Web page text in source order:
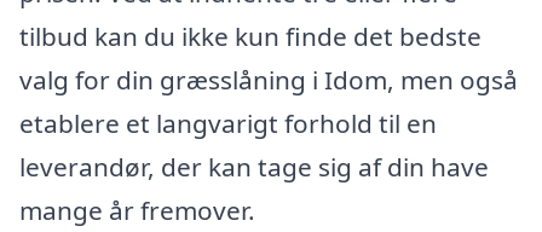
tilbud kan du ikke kun finde det bedste
valg for din græsslåning i Idom, men også
etablere et langvarigt forhold til en
leverandør, der kan tage sig af din have
mange år fremover.